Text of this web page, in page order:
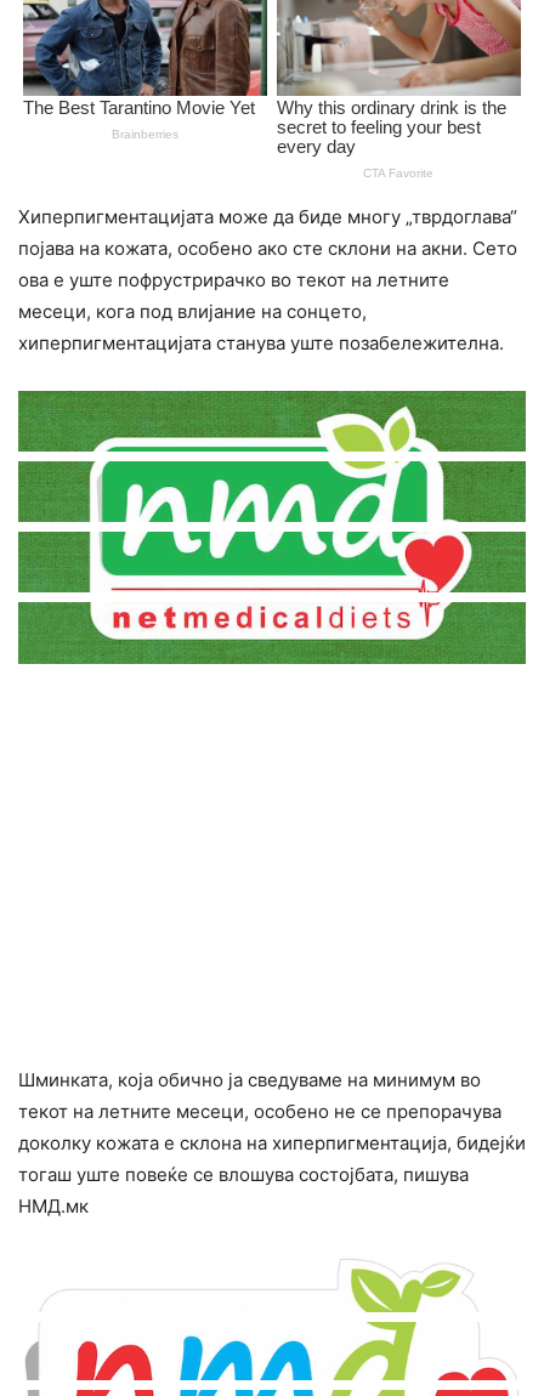
Хиперпигментацијата може да биде многу „тврдоглава“
појава на кожата, особено ако сте склони на акни. Сето
ова е уште пофрустрирачко во текот на летните
месеци, кога под влијание на сонцето,
хиперпигментацијата станува уште позабележителна.
Шминката, која обично ја сведуваме на минимум во
текот на летните месеци, особено не се препорачува
доколку кожата е склона на хиперпигментација, бидејќи
тогаш уште повеќе се влошува состојбата, пишува
НМД.мк